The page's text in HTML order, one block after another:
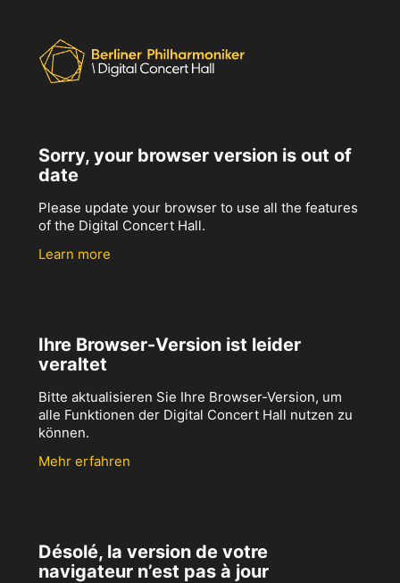
Sorry, your browser version is out of
date
Please update your browser to use all the features
of the Digital Concert Hall.
Learn more
Ihre Browser-Version ist leider
veraltet
Bitte aktualisieren Sie Ihre Browser-Version, um
alle Funktionen der Digital Concert Hall nutzen zu
können.
Mehr erfahren
Désolé, la version de votre
navigateur n’est pas à jour